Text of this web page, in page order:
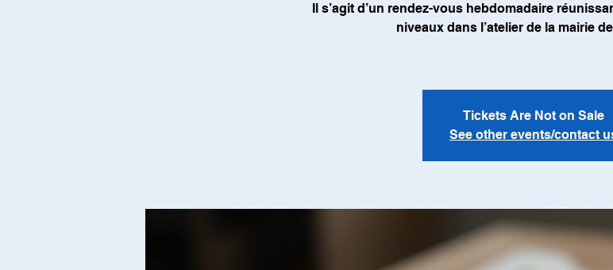
Il s’agit d’un rendez-vous hebdomadaire
niveaux dans l’atelier de la mairie
Tickets Are Not on Sale
See other events/contact